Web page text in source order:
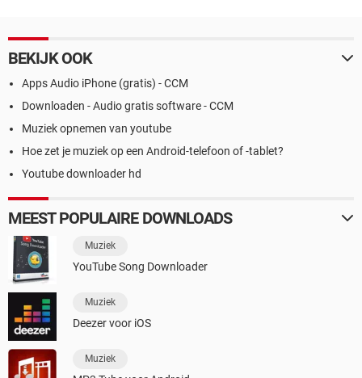
BEKIJK OOK
Apps Audio iPhone (gratis) - CCM
Downloaden - Audio gratis software - CCM
Muziek opnemen van youtube
Hoe zet je muziek op een Android-telefoon of -tablet?
Youtube downloader hd
MEEST POPULAIRE DOWNLOADS
Muziek
YouTube Song Downloader
Muziek
Deezer voor iOS
Muziek